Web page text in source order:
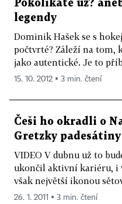
Pokolikáté už?
legendy
Dominik Hašek se s
počtvrté? Záleží na tom,
jako autentické. Je to
15. 10. 2012 ▪ 3 min. čtení
Češi ho okradli o
Gretzky padesátiny
VIDEO V dubnu už to
ukončil aktivní kariéru, i
však největší ikonou
26. 1. 2011 ▪ 3 min. čtení